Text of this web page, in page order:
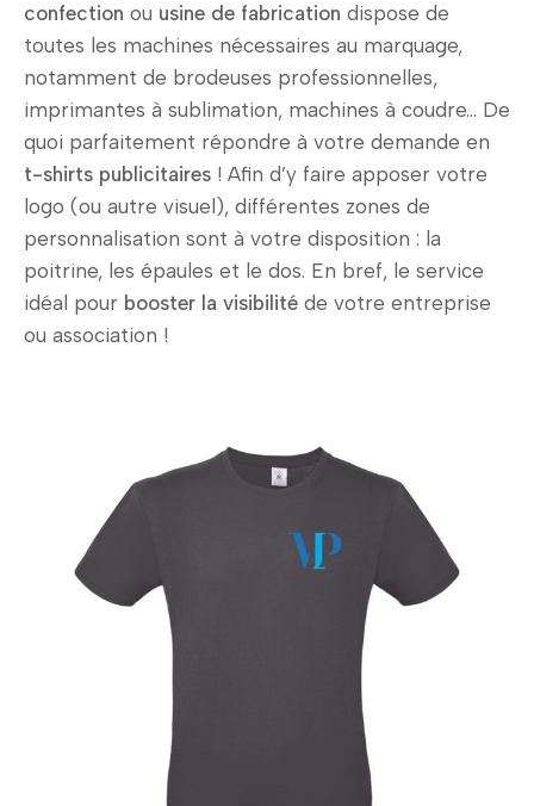
confection ou usine de fabrication dispose de
toutes les machines nécessaires au marquage,
notamment de brodeuses professionnelles,
imprimantes à sublimation, machines à coudre… De
quoi parfaitement répondre à votre demande en
t-shirts publicitaires ! Afin d’y faire apposer votre
logo (ou autre visuel), différentes zones de
personnalisation sont à votre disposition : la
poitrine, les épaules et le dos. En bref, le service
idéal pour booster la visibilité de votre entreprise
ou association !